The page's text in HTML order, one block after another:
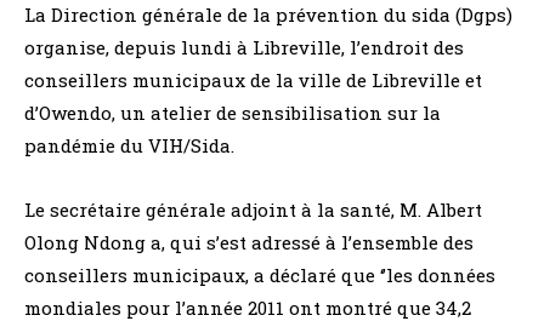
La Direction générale de la prévention du sida (Dgps)
organise, depuis lundi à Libreville, l’endroit des
conseillers municipaux de la ville de Libreville et
d’Owendo, un atelier de sensibilisation sur la
pandémie du VIH/Sida.
Le secrétaire générale adjoint à la santé, M. Albert
Olong Ndong a, qui s’est adressé à l’ensemble des
conseillers municipaux, a déclaré que ‘’les données
mondiales pour l’année 2011 ont montré que 34,2